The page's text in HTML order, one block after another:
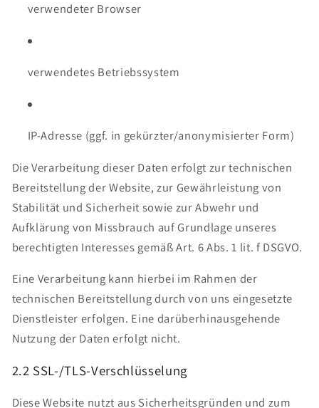
verwendeter Browser
verwendetes Betriebssystem
IP-Adresse (ggf. in gekürzter/anonymisierter Form)
Die Verarbeitung dieser Daten erfolgt zur technischen
Bereitstellung der Website, zur Gewährleistung von
Stabilität und Sicherheit sowie zur Abwehr und
Aufklärung von Missbrauch auf Grundlage unseres
berechtigten Interesses gemäß Art. 6 Abs. 1 lit. f DSGVO.
Eine Verarbeitung kann hierbei im Rahmen der
technischen Bereitstellung durch von uns eingesetzte
Dienstleister erfolgen. Eine darüberhinausgehende
Nutzung der Daten erfolgt nicht.
2.2 SSL-/TLS-Verschlüsselung
Diese Website nutzt aus Sicherheitsgründen und zum